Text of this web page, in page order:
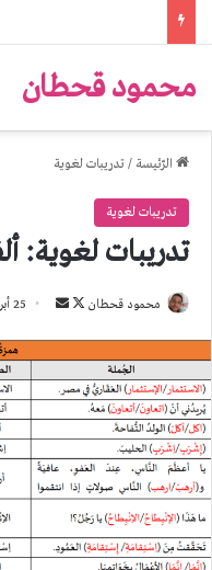
محمود قحطان
الرّئيسة /تدريبات لغوية
تدريبات لغوية
تدريبات لغوية:
محمود قحطان
تابع
X
أرسل
إلكترونيا
25 أبريل، 2020